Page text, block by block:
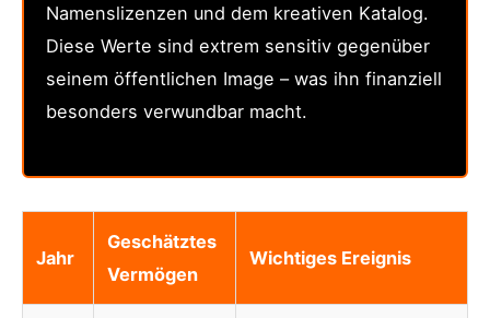
Namenslizenzen und dem kreativen Katalog.
Diese Werte sind extrem sensitiv gegenüber
seinem öffentlichen Image – was ihn finanziell
besonders verwundbar macht.
Jahr
Geschätztes
Vermögen
Wichtiges Ereignis